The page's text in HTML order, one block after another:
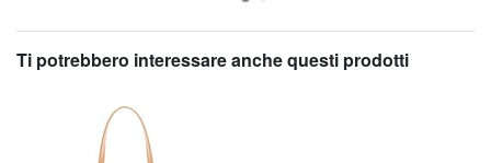
Ti potrebbero interessare anche questi prodotti